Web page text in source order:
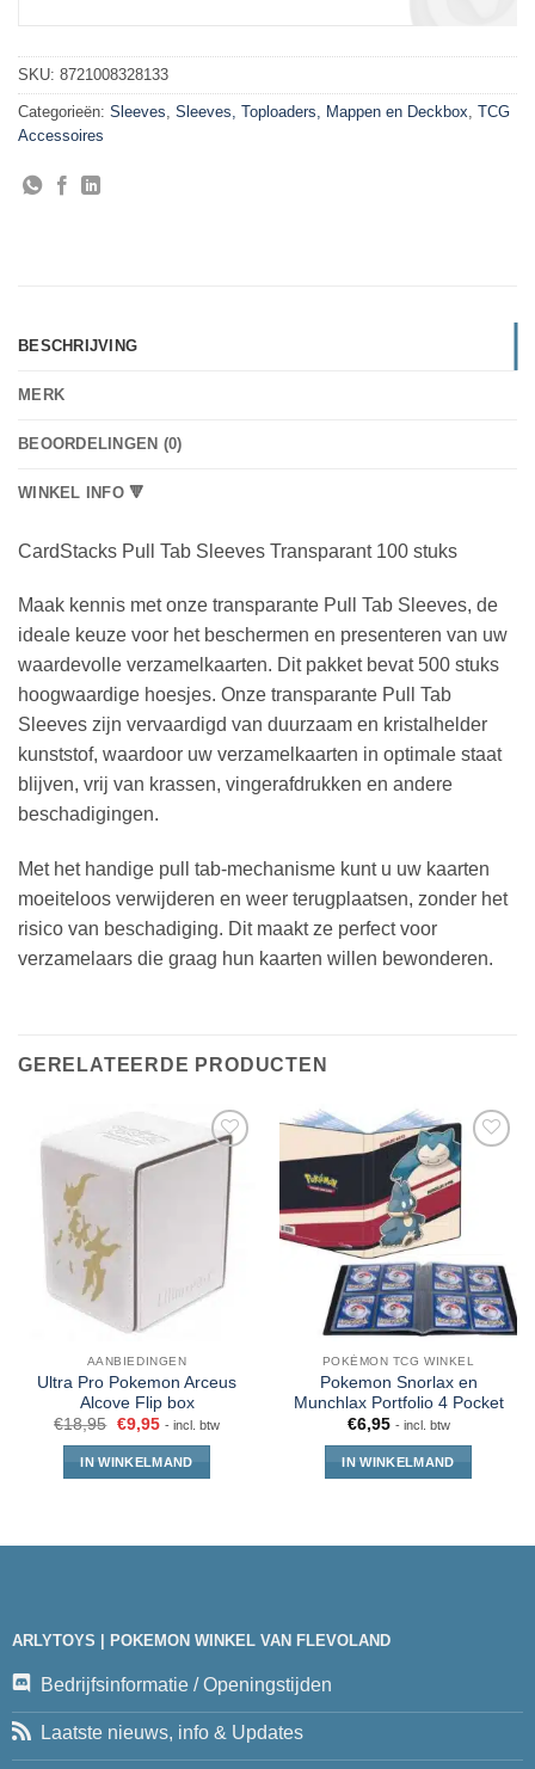
SKU: 8721008328133
Categorieën: Sleeves, Sleeves, Toploaders, Mappen en Deckbox, TCG
Accessoires
BESCHRIJVING
MERK
BEOORDELINGEN (0)
WINKEL INFO 🔻
CardStacks Pull Tab Sleeves Transparant 100 stuks
Maak kennis met onze transparante Pull Tab Sleeves, de
ideale keuze voor het beschermen en presenteren van uw
waardevolle verzamelkaarten. Dit pakket bevat 500 stuks
hoogwaardige hoesjes. Onze transparante Pull Tab
Sleeves zijn vervaardigd van duurzaam en kristalhelder
kunststof, waardoor uw verzamelkaarten in optimale staat
blijven, vrij van krassen, vingerafdrukken en andere
beschadigingen.
Met het handige pull tab-mechanisme kunt u uw kaarten
moeiteloos verwijderen en weer terugplaatsen, zonder het
risico van beschadiging. Dit maakt ze perfect voor
verzamelaars die graag hun kaarten willen bewonderen.
GERELATEERDE PRODUCTEN
AANBIEDINGEN
Ultra Pro Pokemon Arceus
Alcove Flip box
€18,95 €9,95 - incl. btw
IN WINKELMAND
POKÉMON TCG WINKEL
Pokemon Snorlax en
Munchlax Portfolio 4 Pocket
€6,95 - incl. btw
IN WINKELMAND
ARLYTOYS | POKEMON WINKEL VAN FLEVOLAND
Bedrijfsinformatie / Openingstijden
Laatste nieuws, info & Updates